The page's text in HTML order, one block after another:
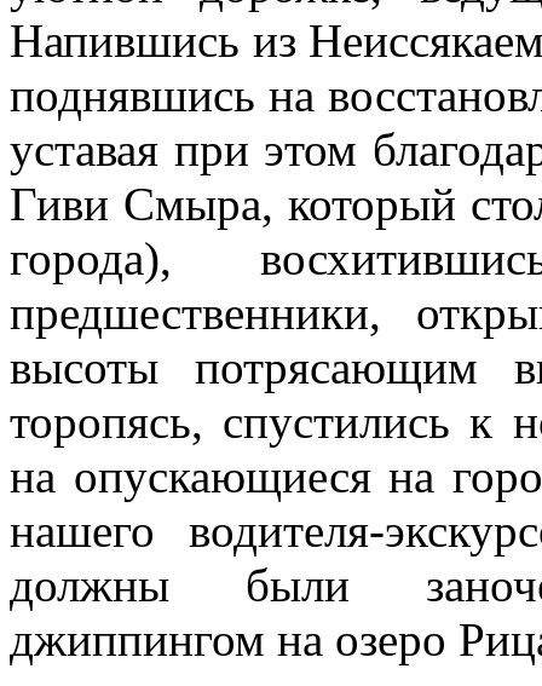
Напившись из
поднявшись на
уставая при этом
Гиви Смыра, который
города),
предшественники,
высоты потрясающим
торопясь, спустились к
на опускающиеся на
нашего водителя-
должны были
джиппингом на озеро